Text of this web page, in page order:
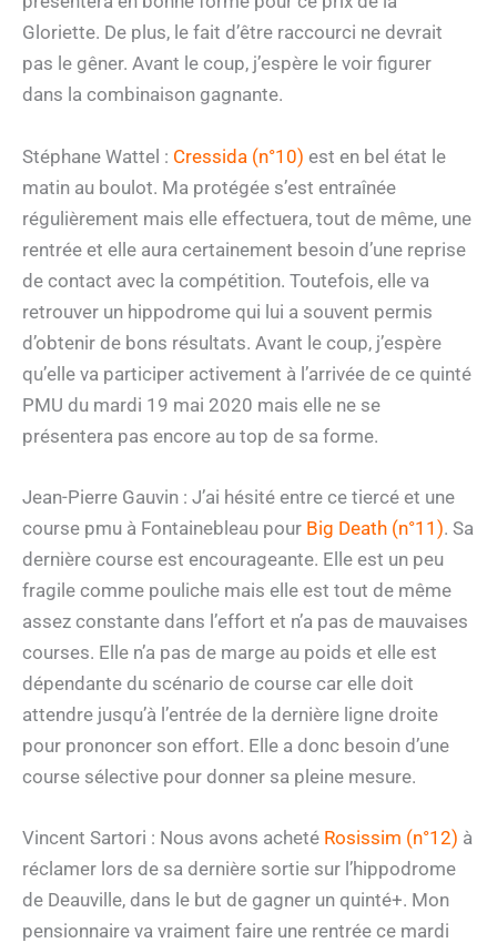
Gloriette. De plus, le fait d’être raccourci ne devrait
pas le gêner. Avant le coup, j’espère le voir figurer
dans la combinaison gagnante.
Stéphane Wattel : Cressida (n°10) est en bel état le
matin au boulot. Ma protégée s’est entraînée
régulièrement mais elle effectuera, tout de même, une
rentrée et elle aura certainement besoin d’une reprise
de contact avec la compétition. Toutefois, elle va
retrouver un hippodrome qui lui a souvent permis
d’obtenir de bons résultats. Avant le coup, j’espère
qu’elle va participer activement à l’arrivée de ce quinté
PMU du mardi 19 mai 2020 mais elle ne se
présentera pas encore au top de sa forme.
Jean-Pierre Gauvin : J’ai hésité entre ce tiercé et une
course pmu à Fontainebleau pour Big Death (n°11). Sa
dernière course est encourageante. Elle est un peu
fragile comme pouliche mais elle est tout de même
assez constante dans l’effort et n’a pas de mauvaises
courses. Elle n’a pas de marge au poids et elle est
dépendante du scénario de course car elle doit
attendre jusqu’à l’entrée de la dernière ligne droite
pour prononcer son effort. Elle a donc besoin d’une
course sélective pour donner sa pleine mesure.
Vincent Sartori : Nous avons acheté Rosissim (n°12) à
réclamer lors de sa dernière sortie sur l’hippodrome
de Deauville, dans le but de gagner un quinté+. Mon
pensionnaire va vraiment faire une rentrée ce mardi